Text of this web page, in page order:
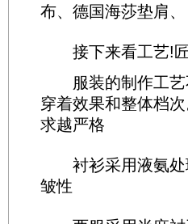
布、德国海莎垫肩
接下来看工艺!匠
服装的制作工艺
穿着效果和整体档
求越严格
衬衫采用液氨处
皱性